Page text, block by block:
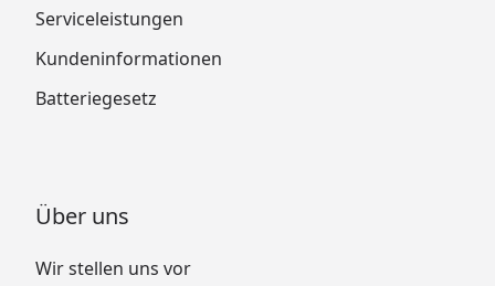
Serviceleistungen
Kundeninformationen
Batteriegesetz
Über uns
Wir stellen uns vor